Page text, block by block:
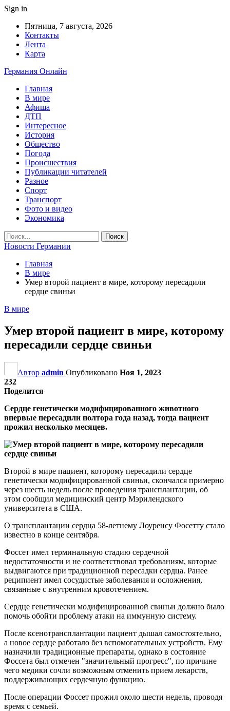
Sign in
Пятница, 7 августа, 2026
Контакты
Лента
Карта
Германия Онлайн
Главная
В мире
Афиша
ДТП
Интересное
История
Общество
Погода
Происшествия
Публикации читателей
Разное
Спорт
Транспорт
Фото и видео
Экономика
Новости Германии
Главная
В мире
Умер второй пациент в мире, которому пересадили
сердце свиньи
В мире
Умер второй пациент в мире, которому
пересадили сердце свиньи
Автор admin Опубликовано Ноя 1, 2023
232
Поделится
Сердце генетически модифицированного животного
впервые пересадили полтора года назад, тогда пациент
прожил несколько месяцев.
Второй в мире пациент, которому пересадили сердце
генетически модифицированной свиньи, скончался примерно
через шесть недель после проведения трансплантации, об
этом сообщил медицинский центр Мэрилендского
университета в США.
О трансплантации сердца 58-летнему Лоуренсу Фосетту стало
известно в конце сентября.
Фоссет имел терминальную стадию сердечной
недостаточности и не соответствовал требованиям, которые
выдвигаются при традиционной пересадки сердца. Ранее
реципиент имел сосудистые заболевания и осложнения,
связанные с внутренним кровотечением.
Сердце генетически модифицированной свиньи должно было
помочь обойти проблему атаки на иммунную систему.
После ксенотрансплантации пациент дышал самостоятельно,
а новое сердце работало без вспомогательных устройств. Ему
назначили традиционные препараты, однако в состояние
Фоссета был отмечен "значительный прогресс", по причине
чего медики сочли возможным отменить прием лекарств,
поддерживающих сердечную функцию.
После операции Фоссет прожил около шести недель, проводя
время с семьей.